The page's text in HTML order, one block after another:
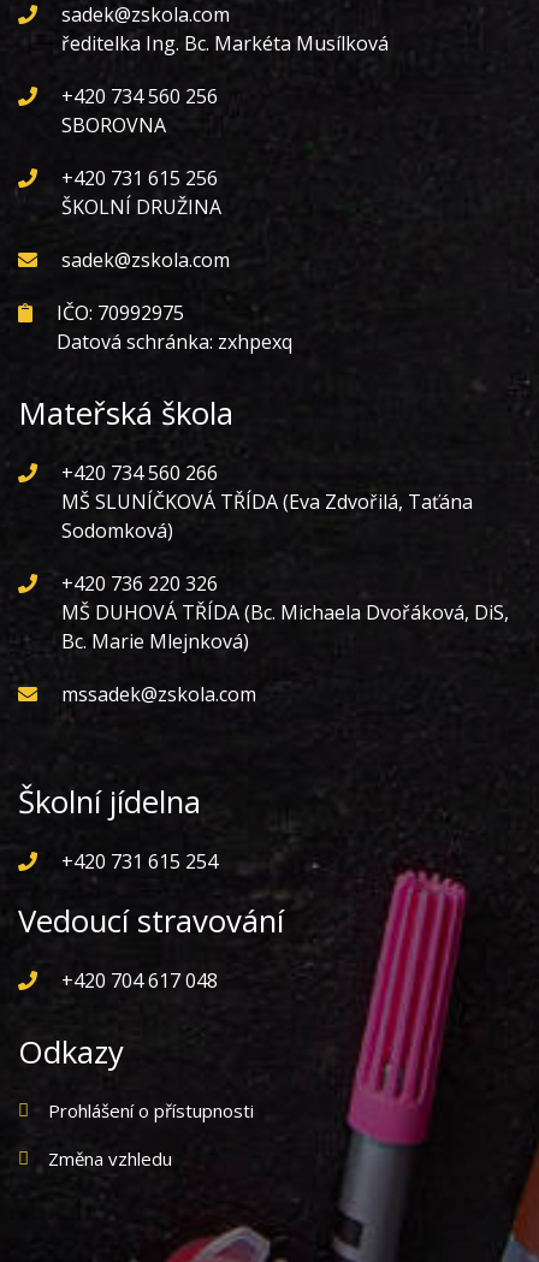
sadek@zskola.com
ředitelka Ing. Bc. Markéta Musílková
+420 734 560 256
SBOROVNA
+420 731 615 256
ŠKOLNÍ DRUŽINA
sadek@zskola.com
IČO: 70992975
Datová schránka: zxhpexq
Mateřská škola
+420 734 560 266
MŠ SLUNÍČKOVÁ TŘÍDA (Eva Zdvořilá, Taťána
Sodomková)
+420 736 220 326
MŠ DUHOVÁ TŘÍDA (Bc. Michaela Dvořáková, DiS,
Bc. Marie Mlejnková)
mssadek@zskola.com
Školní jídelna
+420 731 615 254
Vedoucí stravování
+420 704 617 048
Odkazy
Prohlášení o přístupnosti
Změna vzhledu